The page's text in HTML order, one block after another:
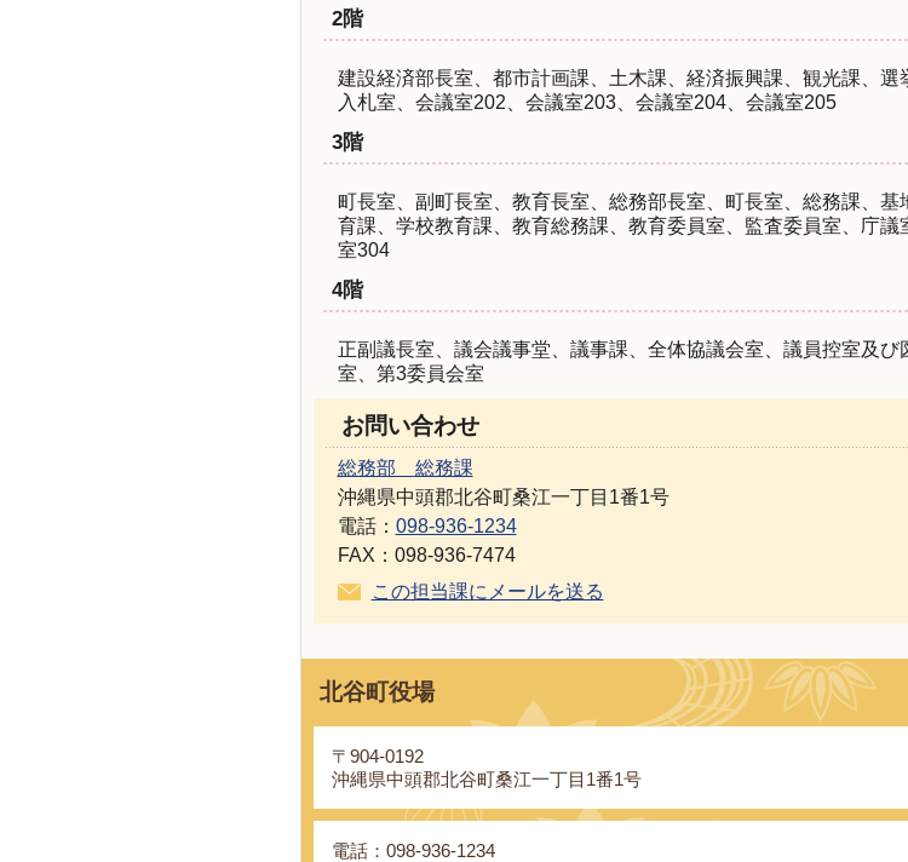
2階
建設経済部長室、都市計画課、土木課、経済振興課、観光課、選
入札室、会議室202、会議室203、会議室204、会議室205
3階
町長室、副町長室、教育長室、総務部長室、町長室、総務課、
育課、学校教育課、教育総務課、教育委員室、監査委員室、庁
室304
4階
正副議長室、議会議事堂、議事課、全体協議会室、議員控室及
室、第3委員会室
お問い合わせ
総務部 総務課
沖縄県中頭郡北谷町桑江一丁目1番1号
電話： 098-936-1234
FAX：098-936-7474
この担当課にメールを送る
北谷町役場
〒904-0192
沖縄県中頭郡北谷町桑江一丁目1番1号
電話：098-936-1234